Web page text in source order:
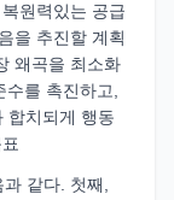
원력있는 공급
을 추진할 계획
왜곡을 최소화
를 촉진하고,
합치되게 행동
같다. 첫째,